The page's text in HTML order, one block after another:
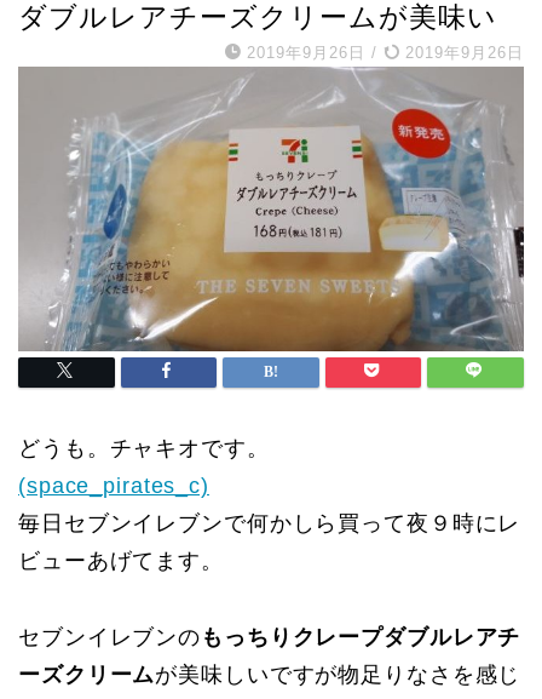
ダブルレアチーズクリームが美味い
2019年9月26日 / 2019年9月26日
どうも。チャキオです。
(space_pirates_c)
毎日セブンイレブンで何かしら買って夜９時にレ
ビューあげてます。
セブンイレブンの もっちりクレープダブルレアチ
ーズクリームが美味しいですが物足りなさを感じ